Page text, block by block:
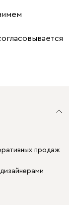
продаж